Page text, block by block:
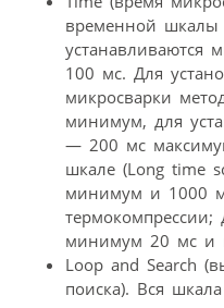
временной шкалы
100 мс. Для
микросварки
минимум, для
— 200 мс
шкале (Long time
минимум и 1000
минимум 20 мс и
Loop and Search
поиска). Вся